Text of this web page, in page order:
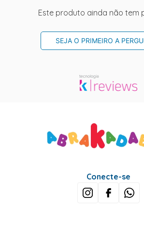
Este produto ainda não tem
SEJA O PRIMEIRO A
Conecte-se